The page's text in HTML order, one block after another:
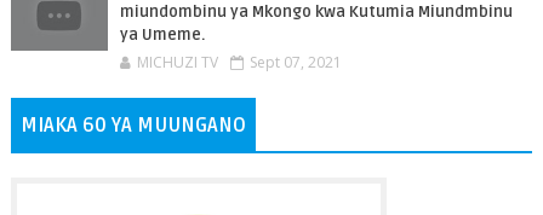
miundombinu ya Mkongo kwa Kutumia Miundmbinu
ya Umeme.
MICHUZI TV Sept 07, 2021
MIAKA 60 YA MUUNGANO